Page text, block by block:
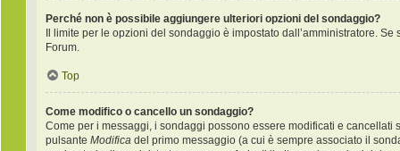
Perché non è possibile aggiungere ulteriori opzioni del sondaggio?
Il limite per le opzioni del sondaggio è impostato dall’amministratore.
Forum.
Top
Come modifico o cancello un sondaggio?
Come per i messaggi, i sondaggi possono essere modificati e
pulsante Modifica del primo messaggio (a cui è sempre associato il